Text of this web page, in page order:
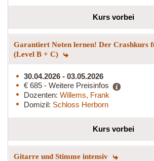
Kurs vorbei
Garantiert Noten lernen! Der Crashkurs
(Level B + C)
30.04.2026 - 03.05.2026
€ 685 - Weitere Preisinfos
Dozenten: Willems, Frank
Domizil: Schloss Herborn
Kurs vorbei
Gitarre und Stimme intensiv